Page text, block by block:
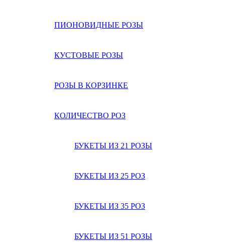
ПИОНОВИДНЫЕ РОЗЫ
КУСТОВЫЕ РОЗЫ
РОЗЫ В КОРЗИНКЕ
КОЛИЧЕСТВО РОЗ
БУКЕТЫ ИЗ 21 РОЗЫ
БУКЕТЫ ИЗ 25 РОЗ
БУКЕТЫ ИЗ 35 РОЗ
БУКЕТЫ ИЗ 51 РОЗЫ